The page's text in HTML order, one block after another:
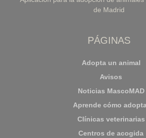
de Madrid
PÁGINAS
Adopta un animal
Avisos
Noticias MascoMAD
Aprende cómo
Clínicas veterinarias
Centros de acogida